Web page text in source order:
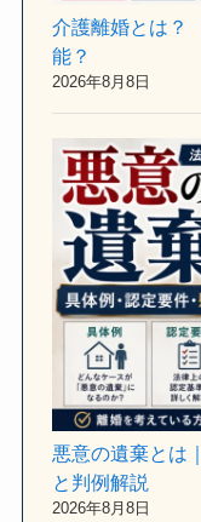
介護離婚とは？
能？
2026年8月8日
悪意の遺棄とは
と判例解説
2026年8月8日